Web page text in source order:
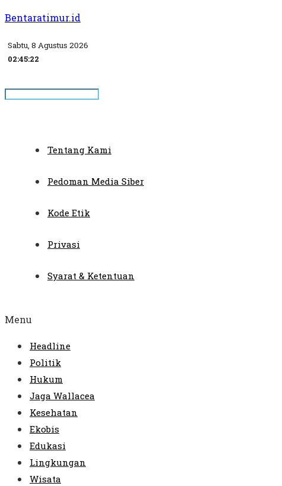
Bentaratimur.id
Sabtu, 8 Agustus 2026
02:45:22
Tentang Kami
Pedoman Media Siber
Kode Etik
Privasi
Syarat & Ketentuan
Menu
Headline
Politik
Hukum
Jaga Wallacea
Kesehatan
Ekobis
Edukasi
Lingkungan
Wisata